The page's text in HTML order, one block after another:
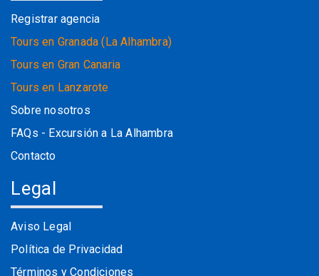
Registrar agencia
Tours en Granada (La Alhambra)
Tours en Gran Canaria
Tours en Lanzarote
Sobre nosotros
FAQs - Excursión a La Alhambra
Contacto
Legal
Aviso Legal
Política de Privacidad
Términos y Condiciones